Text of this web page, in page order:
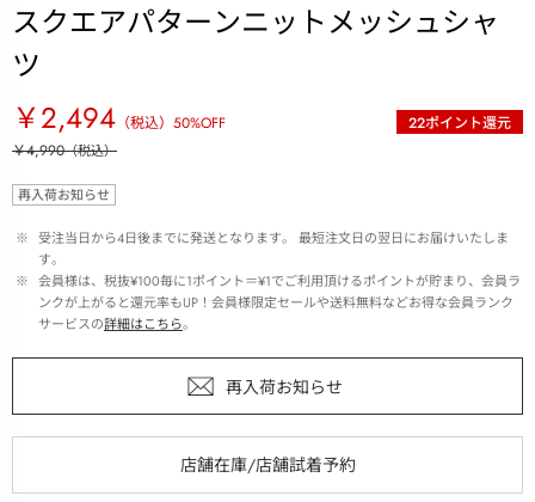
スクエアパターンニットメッシュシャ
ツ
￥2,494 （税込） 50%OFF 22ポイント還元
￥4,990（税込）
再入荷お知らせ
※ 受注当日から4日後までに発送となります。 最短注文日の翌日にお届けいたしま
す。
※ 会員様は、税抜¥100毎に1ポイント＝¥1でご利用頂けるポイントが貯まり、会員ラ
ンクが上がると還元率もUP！会員様限定セールや送料無料などお得な会員ランク
サービスの詳細はこちら。